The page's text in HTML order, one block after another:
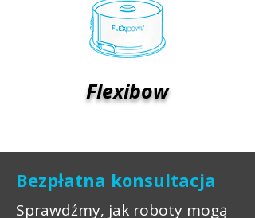
Flexibow
Bezpłatna konsultacja
Sprawdźmy, jak roboty mogą